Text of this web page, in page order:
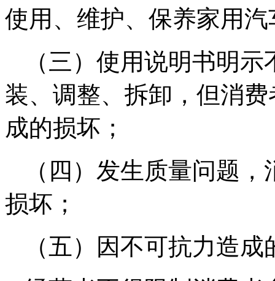
使用、维护、保养家用
（三）使用说明书明
装、调整、拆卸，但消
成的损坏；
（四）发生质量问题
损坏；
（五）因不可抗力造成